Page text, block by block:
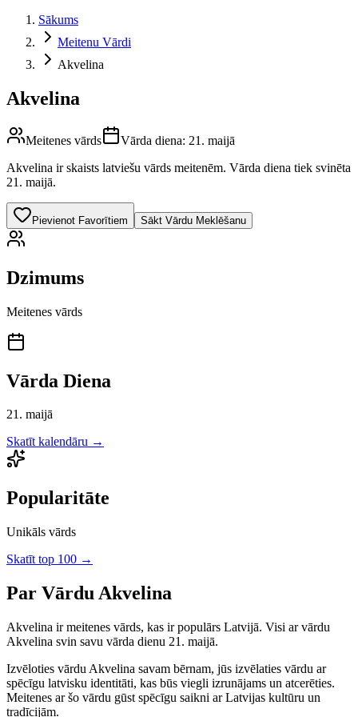
Sākums
Meitenu Vārdi
Akvelina
Akvelina
Meitenes vārds Vārda diena: 21. maijā
Akvelina ir skaists latviešu vārds meitenēm. Vārda diena tiek svinēta
21. maijā.
Pievienot Favorītiem Sākt Vārdu Meklēšanu
Dzimums
Meitenes vārds
Vārda Diena
21. maijā
Skatīt kalendāru →
Popularitāte
Unikāls vārds
Skatīt top 100 →
Par Vārdu Akvelina
Akvelina irmeitenes vārds, kas ir populārs Latvijā. Visi ar vārdu
Akvelina svin savu vārda dienu 21. maijā.
Izvēloties vārdu Akvelina savam bērnam, jūs izvēlaties vārdu ar
spēcīgu latvisku identitāti, kas būs viegli izrunājams un atcerēties.
Meitenes ar šo vārdu gūst spēcīgu saikni ar Latvijas kultūru un
tradīcijām.